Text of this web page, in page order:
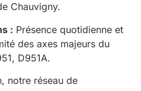
Chauvigny.
: Présence quotidienne et
des axes majeurs du
D951A.
notre réseau de